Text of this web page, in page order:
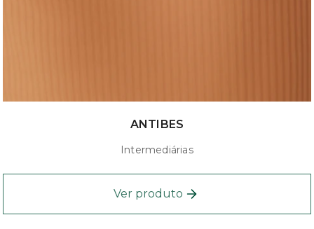
ANTIBES
Intermediárias
Ver produto